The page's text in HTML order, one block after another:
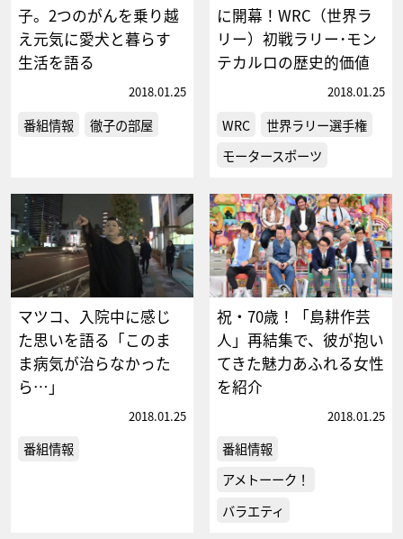
子。2つのがんを乗り越
え元気に愛犬と暮らす
生活を語る
2018.01.25
番組情報 徹子の部屋
に開幕！WRC（世界ラ
リー）初戦ラリー･モン
テカルロの歴史的価値
2018.01.25
WRC
世界ラリー選手権
モータースポーツ
マツコ、入院中に感じ
た思いを語る「このま
ま病気が治らなかった
ら…」
2018.01.25
番組情報
祝・70歳！「島耕作芸
人」再結集で、彼が抱い
てきた魅力あふれる女性
を紹介
2018.01.25
番組情報
アメトーーク！
バラエティ